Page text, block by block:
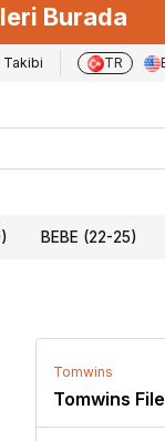
Burada
Takibi TR
BEBE (22-25)
Tomwins
Tomwins